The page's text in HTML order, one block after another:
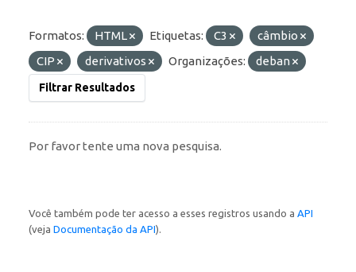
Formatos: HTML Etiquetas: C3
câmbio
CIP
derivativos Organizações: deban
Filtrar Resultados
Por favor tente uma nova pesquisa.
Você também pode ter acesso a esses registros usando a API
(veja Documentação da API).